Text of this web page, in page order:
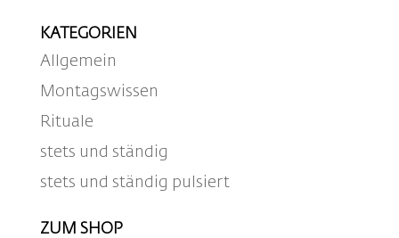
KATEGORIEN
Allgemein
Montagswissen
Rituale
stets und ständig
stets und ständig pulsiert
ZUM SHOP